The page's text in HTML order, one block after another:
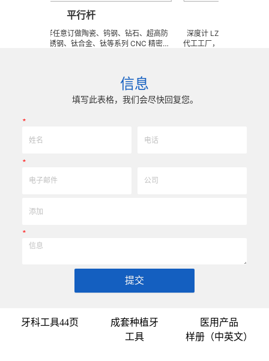
平行杆
来图来样任意订做陶瓷、钨钢、钻石、超高防
高韧性不锈钢、钛合金、钛等系列 CNC 精密刀
磨、耐冲击、高精密度、组合成 型的加工，具
刃口品质和高可至士 0.0005mm( ± 0.5um) 的
尺寸公差，实现高效率、低成本的应用。
深度计 LZQ 是一家生产各种
代工工厂，致力于超高防锈高
来图来样任意定制各种牙科种
信息
填写此表格，我们会尽快回复您。
*
*
*
提交
牙科工具44页
成套种植牙
工具
医用产品
样册（中英文）